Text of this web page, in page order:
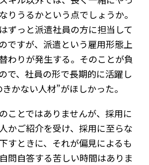
りうるかという点でしょうか。
ずっと派遣社員の方に担当して
ですが、派遣という雇用形態上
わりが発生する。そのことが負
で、社員の形で長期的に活躍し
かない人材”がほしかった。
ことではありませんが、採用に
かご紹介を受け、採用に至らな
すときに、それが偏見によるも
問自答する苦しい時間はありま